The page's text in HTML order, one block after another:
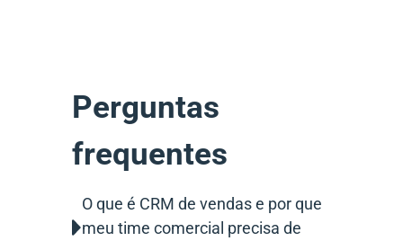
Perguntas
frequentes
O que é CRM de vendas e por que
meu time comercial precisa de